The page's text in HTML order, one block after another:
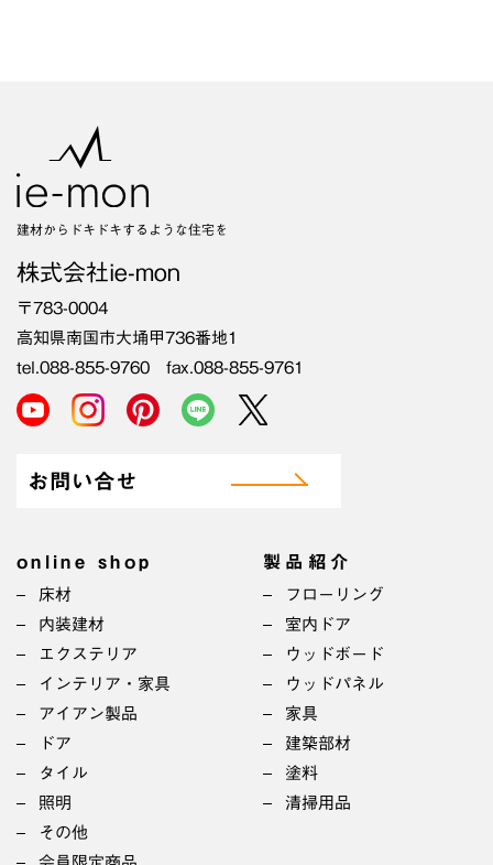
建材からドキドキするような住宅を
株式会社ie-mon
〒783-0004
高知県南国市大埇甲736番地1
tel.088-855-9760 fax.088-855-9761
お問い合せ
online shop
床材
内装建材
エクステリア
インテリア・家具
アイアン製品
ドア
タイル
照明
その他
製品紹介
フローリング
室内ドア
ウッドボード
ウッドパネル
家具
建築部材
塗料
清掃用品